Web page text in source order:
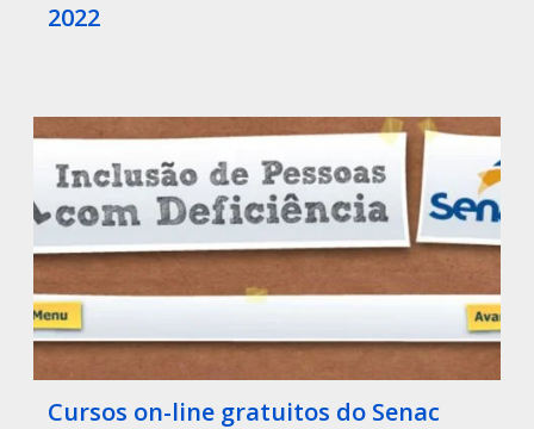
2022
Cursos on-line gratuitos do Senac